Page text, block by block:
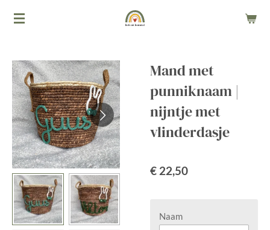
Ga
de
hoofdinhoud
Mand met
punniknaam |
nijntje met
vlinderdasje
€ 22,50
Naam